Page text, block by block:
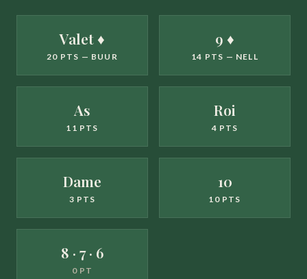
Valet ♦
20 PTS — BUUR
9 ♦
14 PTS — NELL
As
11 PTS
Roi
4 PTS
Dame
3 PTS
10
10 PTS
8 · 7 · 6
0 PT